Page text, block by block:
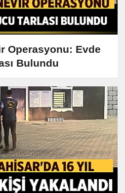
Operasyonu: Evde
Bulundu